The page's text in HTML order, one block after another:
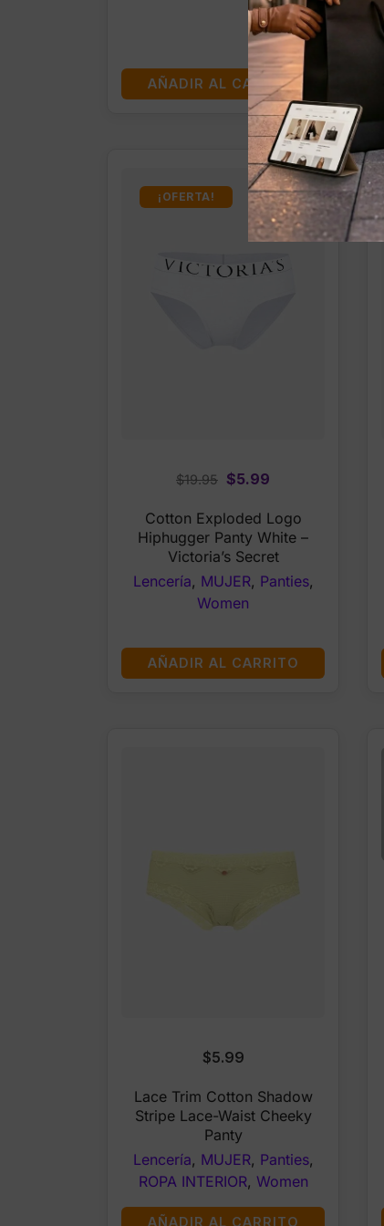
AÑADIR AL CARRITO
¡OFERTA!
$19.95 Original
was:
$19.95.
$5.99
is:
$5.99.
Cotton Exploded Logo
Hiphugger Panty White –
Victoria’s Secret
Lencería, MUJER, Panties,
Women
AÑADIR AL CARRITO
$5.99
Lace Trim Cotton Shadow
Stripe Lace-Waist Cheeky
Panty
Lencería, MUJER, Panties,
ROPA INTERIOR, Women
AÑADIR AL CARRITO